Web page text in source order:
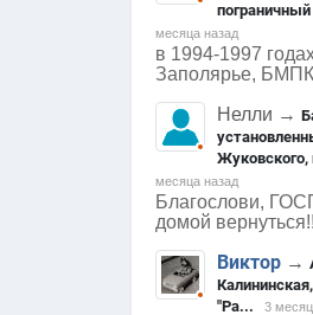
месяца назад
в 1994-1997
Заполярье,
Нелли →
месяца назад
Благослови,
домой
Виктор →
"Ра...
3